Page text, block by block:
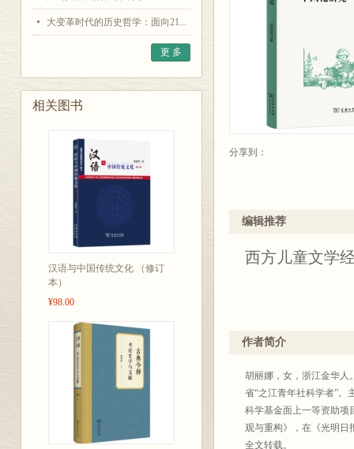
大变革时代的历史哲学：面向21...
更 多
相关图书
汉语与中国传统文化 （修订
本）
¥98.00
分享到：
编辑推荐
西方儿童文学
作者简介
胡丽娜，女，浙江金华人
省“之江青年社科学者”。
科学基金面上一等资助项
观与重构》，在《光明日
全文转载。